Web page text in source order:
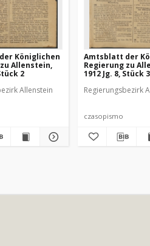
Königlichen
Allenstein,
2
Allenstein
Amtsblatt der
Regierung zu
1912 Jg. 8, Stück 3
Regierungsbezirk
czasopismo